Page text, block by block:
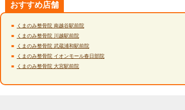
おすすめ店舗
くまのみ整骨院 南越谷駅前院
くまのみ整骨院 川越駅前院
くまのみ整骨院 武蔵浦和駅前院
くまのみ整骨院 イオンモール春日部院
くまのみ整骨院 大宮駅前院